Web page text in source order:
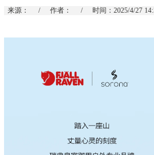
来源： / 作者： / 时间：2025/4/27